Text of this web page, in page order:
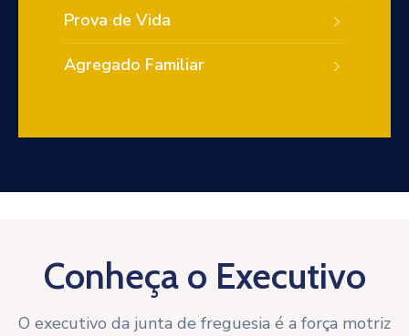
Prova de Vida
Agregado Familiar
Conheça o Executivo
O executivo da junta de freguesia é a força motriz